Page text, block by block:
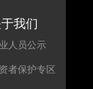
我们
人员公示
者保护专区